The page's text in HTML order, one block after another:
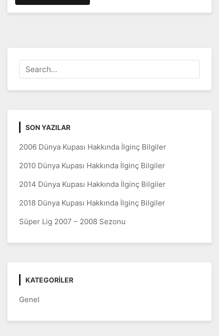
SON YAZILAR
2006 Dünya Kupası Hakkında İlginç Bilgiler
2010 Dünya Kupası Hakkında İlginç Bilgiler
2014 Dünya Kupası Hakkında İlginç Bilgiler
2018 Dünya Kupası Hakkında İlginç Bilgiler
Süper Lig 2007 – 2008 Sezonu
KATEGORILER
Genel